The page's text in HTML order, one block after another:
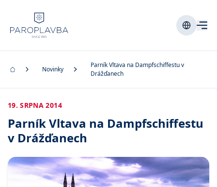
Novinky
Parník Vltava na Dampfschiffestu v
Drážďanech
19. SRPNA 2014
Parník Vltava na Dampfschiffestu
v Drážďanech